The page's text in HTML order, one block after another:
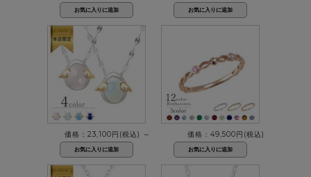
価格：23,100円(税込) ～ 価格：49,500円(税込)